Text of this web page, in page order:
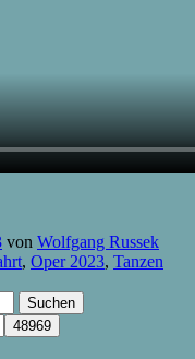
von Wolfgang Russek
, Oper 2023, Tanzen